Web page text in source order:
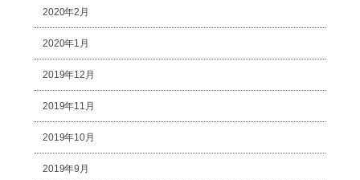
2020年2月
2020年1月
2019年12月
2019年11月
2019年10月
2019年9月